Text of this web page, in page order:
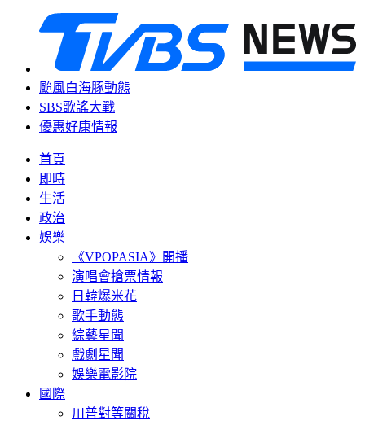
颱風白海豚動態
SBS歌謠大戰
優惠好康情報
首頁
即時
生活
政治
娛樂
《VPOPASIA》開播
演唱會搶票情報
日韓爆米花
歌手動態
綜藝星聞
戲劇星聞
娛樂電影院
國際
川普對等關稅